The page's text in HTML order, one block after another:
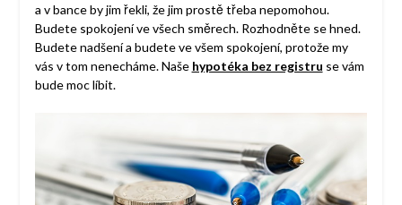
a v bance by jim řekli, že jim prostě třeba nepomohou.
Budete spokojení ve všech směrech. Rozhodněte se hned.
Budete nadšení a budete ve všem spokojení, protože my
vás v tom nenecháme. Naše hypotéka bez registru se vám
bude moc líbit.